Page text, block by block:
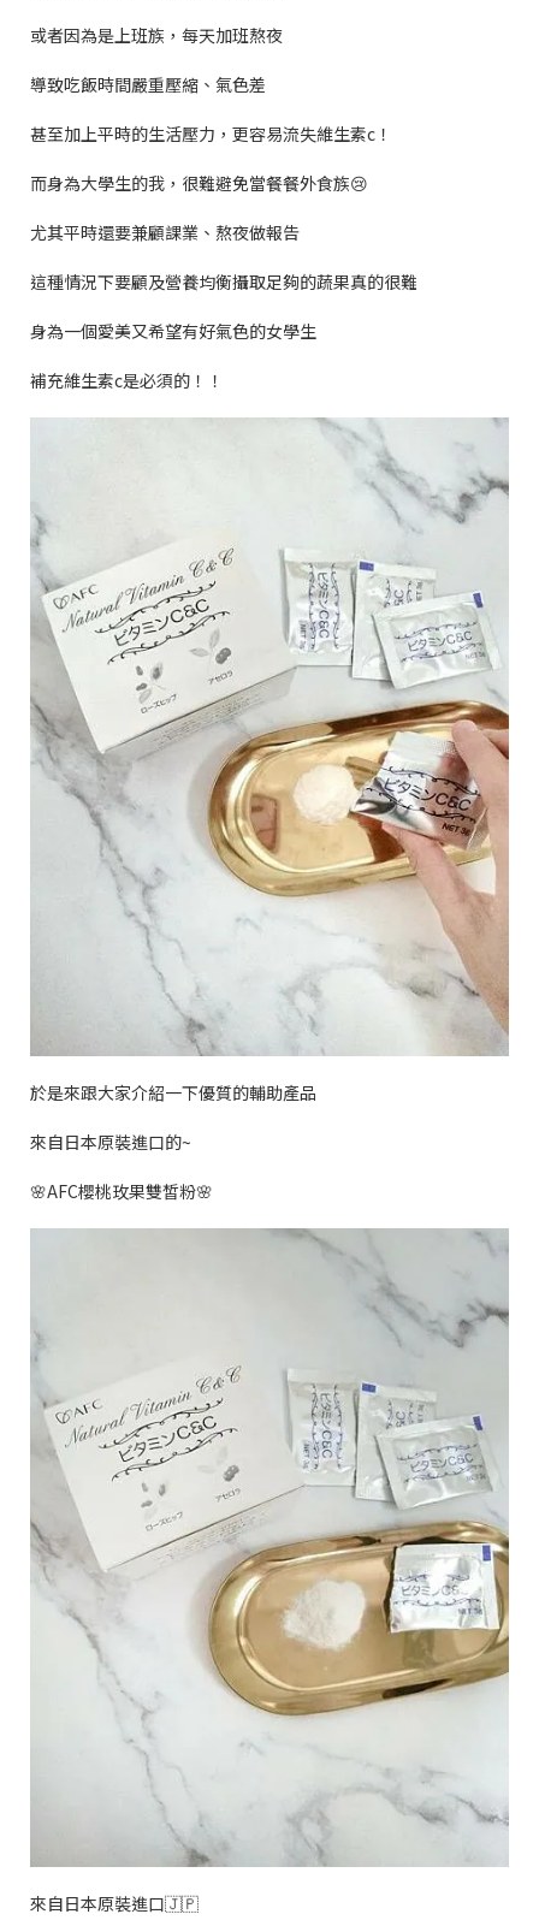
或者因為是上班族，每天加班熬夜
導致吃飯時間嚴重壓縮、氣色差
甚至加上平時的生活壓力，更容易流失維生素c ！
而身為大學生的我，很難避免當餐餐外食族😢
尤其平時還要兼顧課業、熬夜做報告
這種情況下要顧及營養均衡攝取足夠的蔬果真的很難
身為一個愛美又希望有好氣色的女學生
補充維生素c是必須的！！
於是來跟大家介紹一下優質的輔助產品
來自日本原裝進口的~
🌸AFC櫻桃玫果雙皙粉🌸
來自日本原裝進口🇯🇵